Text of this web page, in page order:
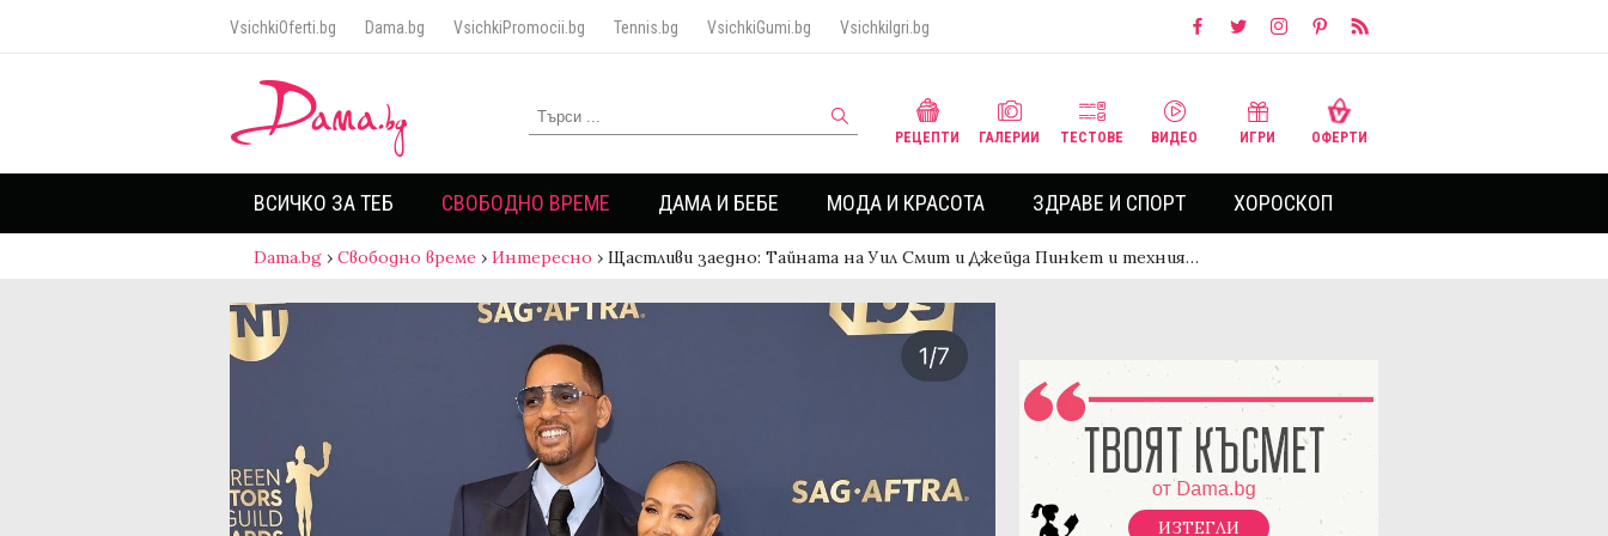
VsichkiOferti.bg Dama.bg VsichkiPromocii.bg Tennis.bg VsichkiGumi.bg VsichkiIgri.bg
РЕЦЕПТИ ГАЛЕРИИ ТЕСТОВЕ ВИДЕО ИГРИ ОФЕРТИ
ВСИЧКО ЗА ТЕБ СВОБОДНО ВРЕМЕ ДАМА И БЕБЕ МОДА И КРАСОТА ЗДРАВЕ И СПОРТ ХОРОСКОП
Dama.bg › Свободно време › Интересно › Щастливи заедно: Тайната на Уил Смит и Джейда Пинкет и техния…
ИЗТЕГЛИ